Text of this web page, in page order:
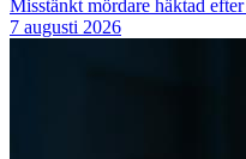
Misstänkt mördare häktad
7 augusti 2026